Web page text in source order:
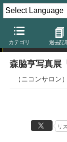
カテゴリ 過去記
写真展
森脇亨写真展
（ニコンサロン）
リ